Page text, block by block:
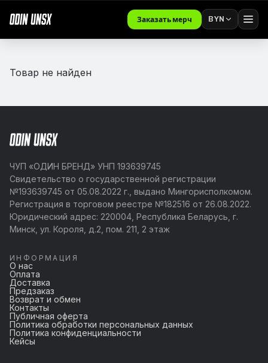
Заказать мерч BYN
Товар не найден
ЧУП «ОДИН БРЕНД» УНП 193639745
Свидетельство о государственной регистрации
№193639745 от 05.08.2022 г., выдано Мингорисполкомом.
Регистрация в торговом реестре №182516 от 26.08.2022.
Юридический адрес: 220004, Республика Беларусь, г.
Минск, ул. Короля, д.2, пом. 211, 2 этаж
ИНФОРМАЦИЯ
О нас
Оплата
Доставка
Предзаказ
Возврат и обмен
Контакты
Публичная оферта
Политика обработки персональных данных
Политика конфиденциальности
Кейсы